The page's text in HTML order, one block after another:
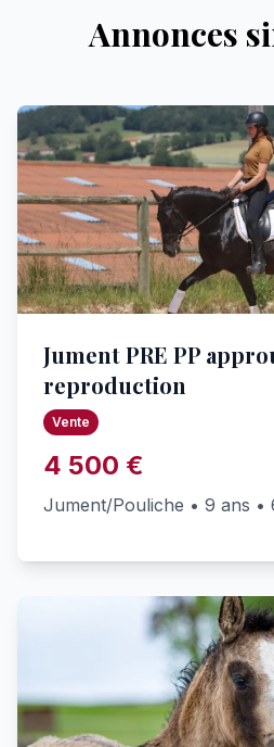
Annonces
Jument PRE PP
reproduction
Vente
4 500 €
Jument/Pouliche • 9 ans •